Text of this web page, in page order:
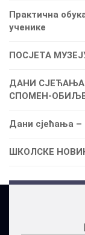
Практична
ученике
ПОСЈЕТА
ДАНИ СЈЕЋАЊА
СПОМЕН-
Дани сјећања
ШКОЛСКЕ